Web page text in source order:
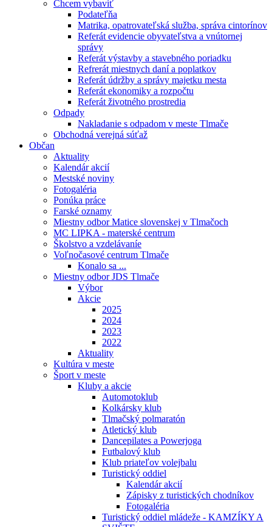
Chcem vybaviť
Podateľňa
Matrika, opatrovateľská služba, správa cintorínov
Referát evidencie obyvateľstva a vnútornej
správy
Referát výstavby a stavebného poriadku
Refrerát miestnych daní a poplatkov
Referát údržby a správy majetku mesta
Referát ekonomiky a rozpočtu
Referát životného prostredia
Odpady
Nakladanie s odpadom v meste Tlmače
Obchodná verejná súťaž
Občan
Aktuality
Kalendár akcií
Mestské noviny
Fotogaléria
Ponúka práce
Farské oznamy
Miestny odbor Matice slovenskej v Tlmačoch
MC LIPKA - materské centrum
Školstvo a vzdelávaníe
Voľnočasové centrum Tlmače
Konalo sa ...
Miestny odbor JDS Tlmače
Výbor
Akcie
2025
2024
2023
2022
Aktuality
Kultúra v meste
Šport v meste
Kluby a akcie
Automotoklub
Kolkársky klub
Tlmačský polmaratón
Atletický klub
Dancepilates a Powerjoga
Futbalový klub
Klub priateľov volejbalu
Turistický oddiel
Kalendár akcií
Zápisky z turistických chodníkov
Fotogaléria
Turistický oddiel mládeže - KAMZÍKY A